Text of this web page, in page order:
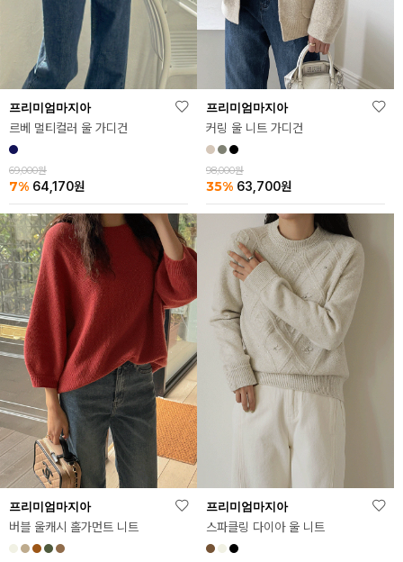
프리미엄마지아
르베 멀티컬러 울 가디건
69,000원
7% 64,170원
프리미엄마지아
커링 울 니트 가디건
98,000원
35% 63,700원
프리미엄마지아
버블 울캐시 홀가먼트 니트
프리미엄마지아
스파클링 다이아 울 니트